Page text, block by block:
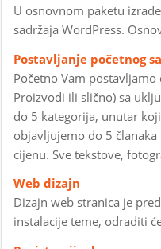
U osnovnom paketu
sadržaja WordPress.
Postavljanje početnog
Početno Vam
Proizvodi ili slično) sa
do 5 kategorija, unutar
objavljujemo do 5
cijenu. Sve tekstove,
Web dizajn
Dizajn web stranica je
instalacije teme, odraditi